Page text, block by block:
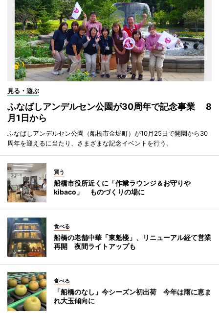
見る・遊ぶ
ふなばしアンデルセン公園が30周年で記念事業 8
月1日から
ふなばしアンデルセン公園（船橋市金堀町）が10月25日で開園から30
周年を迎えるに当たり、さまざまな記念イベントを行う。
買う
船橋市役所近くに「作業ラウンジ＆お守りや
kibaco」 ものづくりの場に
食べる
船橋の老舗中華「東魁楼」、リニューアル経て営業
再開 夜間ライトアップも
食べる
「船橋のなし」今シーズン初出荷 今年は雨に恵ま
れ大玉傾向に